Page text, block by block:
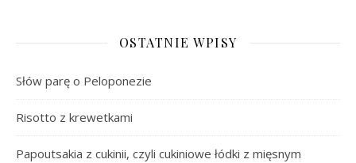
OSTATNIE WPISY
Słów parę o Peloponezie
Risotto z krewetkami
Papoutsakia z cukinii, czyli cukiniowe łódki z mięsnym